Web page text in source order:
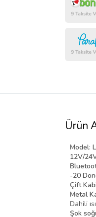
Ürün
Model:
12V/
-20
Çift
Metal
Dahili
Şok